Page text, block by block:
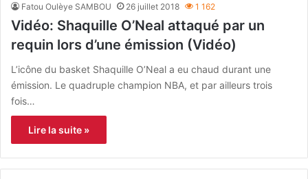
Fatou Oulèye SAMBOU 26 juillet 2018 1 162
Vidéo: Shaquille O’Neal attaqué par un
requin lors d’une émission (Vidéo)
L’icône du basket Shaquille O’Neal a eu chaud durant une
émission. Le quadruple champion NBA, et par ailleurs trois
fois…
Lire la suite »